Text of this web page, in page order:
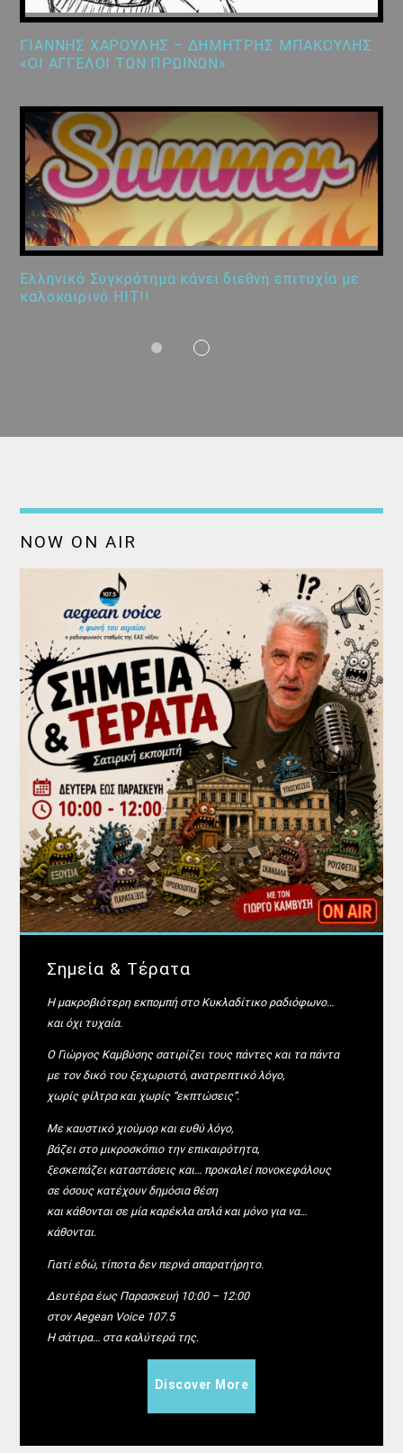
ΓΙΑΝΝΗΣ ΧΑΡΟΥΛΗΣ – ΔΗΜΗΤΡΗΣ ΜΠΑΚΟΥΛΗΣ
«ΟΙ ΑΓΓΕΛΟΙ ΤΩΝ ΠΡΩΙΝΩΝ»
Ελληνικό Συγκρότημα κάνει διεθνή επιτυχία με
καλοκαιρινό HIT!!
NOW ON AIR
Σημεία & Τέρατα
Η μακροβιότερη εκπομπή στο Κυκλαδίτικο ραδιόφωνο…
και όχι τυχαία.
Ο Γιώργος Καμβύσης σατιρίζει τους πάντες και τα πάντα
με τον δικό του ξεχωριστό, ανατρεπτικό λόγο,
χωρίς φίλτρα και χωρίς “εκπτώσεις”.
Με καυστικό χιούμορ και ευθύ λόγο,
βάζει στο μικροσκόπιο την επικαιρότητα,
ξεσκεπάζει καταστάσεις και… προκαλεί πονοκεφάλους
σε όσους κατέχουν δημόσια θέση
και κάθονται σε μία καρέκλα απλά και μόνο για να…
κάθονται.
Γιατί εδώ, τίποτα δεν περνά απαρατήρητο.
Δευτέρα έως Παρασκευή 10:00 – 12:00
στον Aegean Voice 107.5
Η σάτιρα… στα καλύτερά της.
Discover More